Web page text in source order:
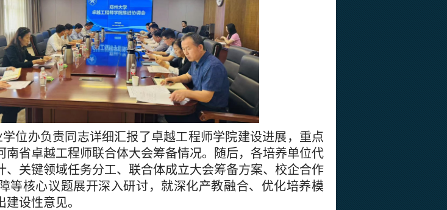
位办负责同志详细汇报了卓越工程师学院建设进展，重点
南省卓越工程师联合体大会筹备情况。随后，各培养单位代
、关键领域任务分工、联合体成立大会筹备方案、校企合作
等核心议题展开深入研讨，就深化产教融合、优化培养模
设性意见。